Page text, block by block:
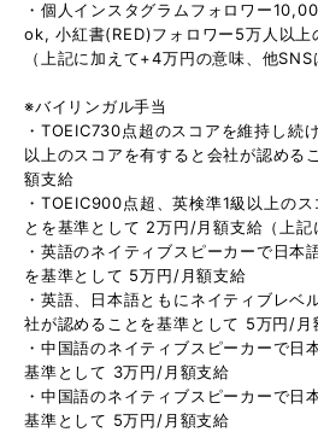
・個人インスタグラムフォロワー
ok, 小紅書(RED)フォロワー5万人以上
（上記に加えて+4万円の意味、他
※バイリンガル手当
・TOEIC730点超のスコアを維持し続
以上のスコアを有すると会社が認める
額支給
・TOEIC900点超、英検準1級以上の
とを基準として 2万円/月額支給（上
・英語のネイティブスピーカーで日本
を基準として 5万円/月額支給
・英語、日本語ともにネイティブレベ
社が認めることを基準として 5万円/月
・中国語のネイティブスピーカーで日
基準として 3万円/月額支給
・中国語のネイティブスピーカーで日
基準として 5万円/月額支給